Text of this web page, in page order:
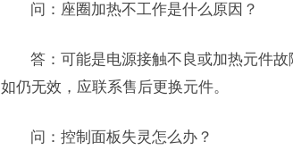
问：座圈加热不工作是什么原因？
答：可能是电源接触不良或加热元件
如仍无效，应联系售后更换元件。
问：控制面板失灵怎么办？